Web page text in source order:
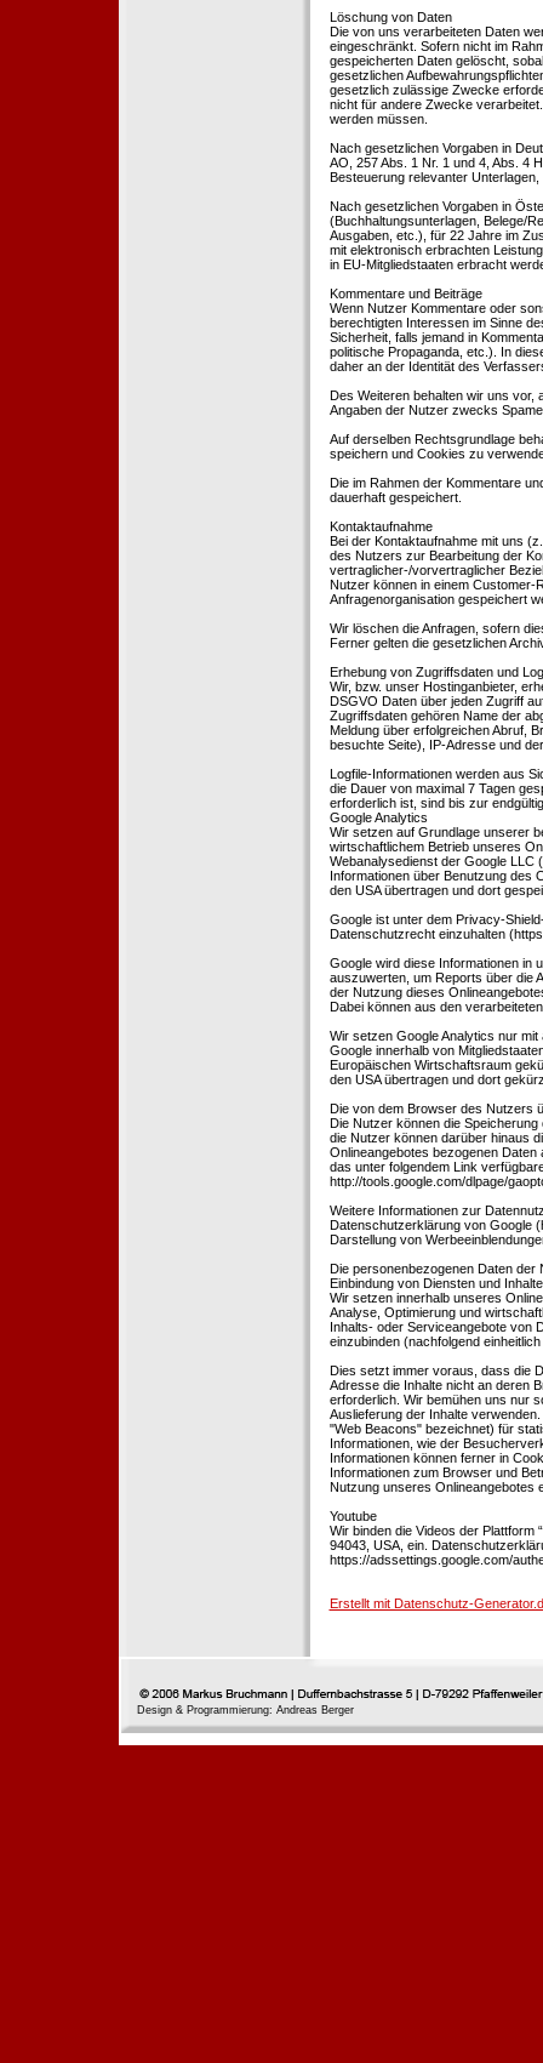
Löschung von Daten
Die von uns verarbeiteten Daten
eingeschränkt. Sofern nicht im
gespeicherten Daten gelöscht,
gesetzlichen
gesetzlich zulässige Zwecke
nicht für andere Zwecke
werden müssen.
Nach gesetzlichen Vorgaben in
AO, 257 Abs. 1 Nr. 1 und 4, Abs. 4
Besteuerung relevanter
Nach gesetzlichen Vorgaben in
(Buchhaltungsunterlagen, Belege/
Ausgaben, etc.), für 22 Jahre im
mit elektronisch erbrachten
in EU-Mitgliedstaaten erbracht
Kommentare und Beiträge
Wenn Nutzer Kommentare oder
berechtigten Interessen im Sinne
Sicherheit, falls jemand in
politische Propaganda, etc.). In
daher an der Identität des
Des Weiteren behalten wir uns vor,
Angaben der Nutzer zwecks
Auf derselben Rechtsgrundlage
speichern und Cookies zu
Die im Rahmen der Kommentare
dauerhaft gespeichert.
Kontaktaufnahme
Bei der Kontaktaufnahme mit uns
des Nutzers zur Bearbeitung der
vertraglicher-/vorvertraglicher
Nutzer können in einem Customer-
Anfragenorganisation gespeichert
Wir löschen die Anfragen, sofern
Ferner gelten die gesetzlichen
Erhebung von Zugriffsdaten und
Wir, bzw. unser Hostinganbieter,
DSGVO Daten über jeden Zugriff
Zugriffsdaten gehören Name der
Meldung über erfolgreichen Abruf,
besuchte Seite), IP-Adresse und
Logfile-Informationen werden aus
die Dauer von maximal 7 Tagen
erforderlich ist, sind bis zur
Google Analytics
Wir setzen auf Grundlage unserer
wirtschaftlichem Betrieb unseres
Webanalysedienst der Google LLC
Informationen über Benutzung des
den USA übertragen und dort
Google ist unter dem Privacy-
Datenschutzrecht einzuhalten
Google wird diese Informationen in
auszuwerten, um Reports über die
der Nutzung dieses
Dabei können aus den
Wir setzen Google Analytics nur
Google innerhalb von
Europäischen Wirtschaftsraum
den USA übertragen und dort
Die von dem Browser des Nutzers
Die Nutzer können die
die Nutzer können darüber hinaus
Onlineangebotes bezogenen
das unter folgendem Link
http://tools.google.com/dlpage/
Weitere Informationen zur
Datenschutzerklärung von Google
Darstellung von
Die personenbezogenen Daten der
Einbindung von Diensten und
Wir setzen innerhalb unseres
Analyse, Optimierung und
Inhalts- oder Serviceangebote von
einzubinden (nachfolgend
Dies setzt immer voraus, dass die
Adresse die Inhalte nicht an deren
erforderlich. Wir bemühen uns nur
Auslieferung der Inhalte
"Web Beacons" bezeichnet) für
Informationen, wie der
Informationen können ferner in
Informationen zum Browser und
Nutzung unseres Onlineangebotes
Youtube
Wir binden die Videos der Plattform
94043, USA, ein.
https://adssettings.google.com/
Erstellt mit Datenschutz-
Design & Programmierung: Andreas Berger